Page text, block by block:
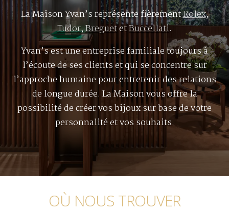
La Maison Yvan’s représente fièrementRolex,
Tudor,BreguetetBuccellati.
Yvan’s est une entreprise familiale toujours à
l’écoute de ses clients et qui se concentre sur
l’approche humaine pour entretenir des relations
de longue durée. La Maison vous offre la
possibilité de créer vos bijoux sur base de votre
personnalité et vos souhaits.
OÙ NOUS TROUVER